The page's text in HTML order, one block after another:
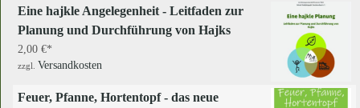
Eine hajkle Angelegenheit - Leitfaden zur
Planung und Durchführung von Hajks
2,00 €
zzgl. Versandkosten
Feuer, Pfanne, Hortentopf - das neue